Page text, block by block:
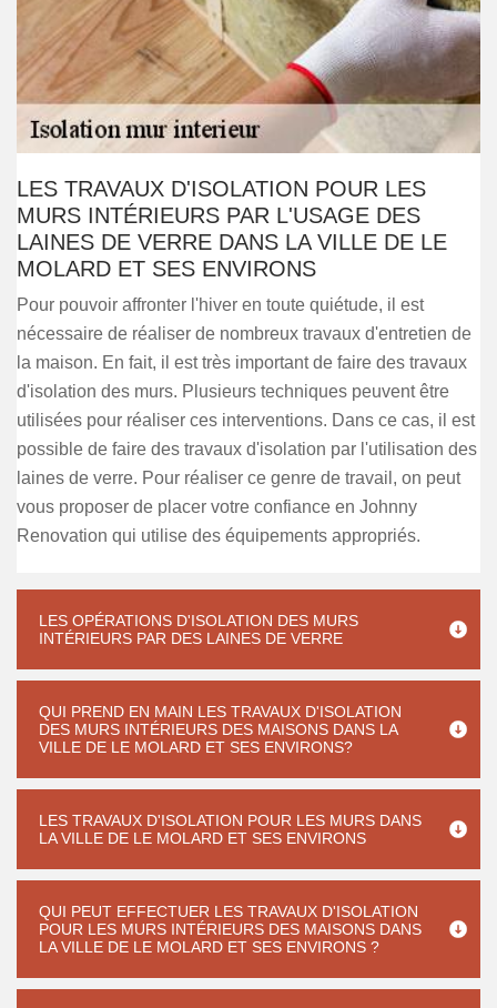
LES TRAVAUX D'ISOLATION POUR LES
MURS INTÉRIEURS PAR L'USAGE DES
LAINES DE VERRE DANS LA VILLE DE LE
MOLARD ET SES ENVIRONS
Pour pouvoir affronter l'hiver en toute quiétude, il est
nécessaire de réaliser de nombreux travaux d'entretien de
la maison. En fait, il est très important de faire des travaux
d'isolation des murs. Plusieurs techniques peuvent être
utilisées pour réaliser ces interventions. Dans ce cas, il est
possible de faire des travaux d'isolation par l'utilisation des
laines de verre. Pour réaliser ce genre de travail, on peut
vous proposer de placer votre confiance en Johnny
Renovation qui utilise des équipements appropriés.
LES OPÉRATIONS D'ISOLATION DES MURS
INTÉRIEURS PAR DES LAINES DE VERRE
QUI PREND EN MAIN LES TRAVAUX D'ISOLATION
DES MURS INTÉRIEURS DES MAISONS DANS LA
VILLE DE LE MOLARD ET SES ENVIRONS?
LES TRAVAUX D'ISOLATION POUR LES MURS DANS
LA VILLE DE LE MOLARD ET SES ENVIRONS
QUI PEUT EFFECTUER LES TRAVAUX D'ISOLATION
POUR LES MURS INTÉRIEURS DES MAISONS DANS
LA VILLE DE LE MOLARD ET SES ENVIRONS ?